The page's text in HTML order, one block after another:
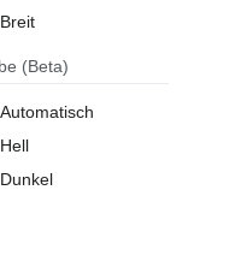
Breit
(Beta)
Automatisch
Hell
Dunkel